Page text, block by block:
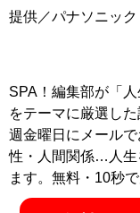
SPA！編集部が「
をテーマに厳選し
週金曜日にメール
性・人間関係…人生
ます。無料・10秒で